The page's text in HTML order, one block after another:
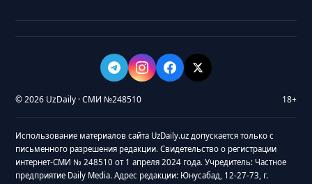
© 2026 UzDaily · СМИ №248510 18+
Использование материалов сайта UzDaily.uz допускается только с
письменного разрешения редакции. Свидетельство о регистрации
интернет-СМИ № 248510 от 1 апреля 2024 года. Учредитель: Частное
предприятие Daily Media. Адрес редакции: Юнусабад, 12-27-73, г.